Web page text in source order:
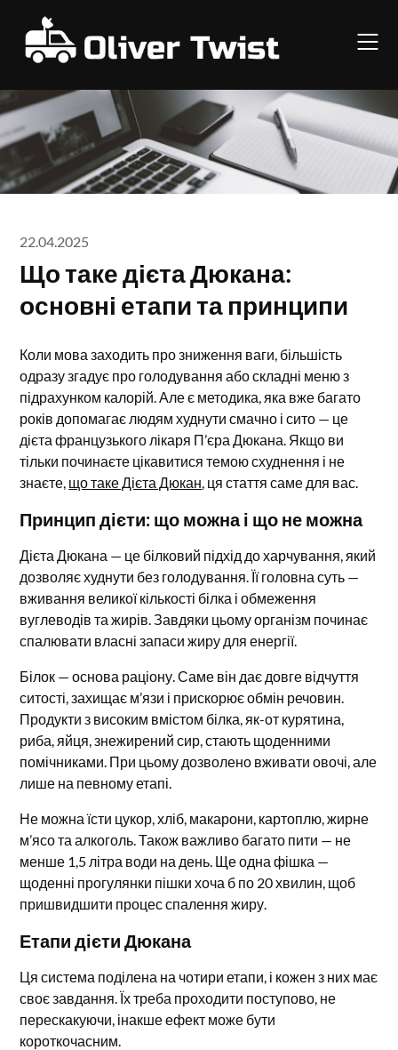
content
22.04.2025
Що таке дієта Дюкана:
основні етапи та принципи
Коли мова заходить про зниження ваги, більшість
одразу згадує про голодування або складні меню з
підрахунком калорій. Але є методика, яка вже багато
років допомагає людям худнути смачно і сито — це
дієта французького лікаря П’єра Дюкана. Якщо ви
тільки починаєте цікавитися темою схуднення і не
знаєте, що таке Дієта Дюкан , ця стаття саме для вас.
Принцип дієти: що можна і що не можна
Дієта Дюкана — це білковий підхід до харчування, який
дозволяє худнути без голодування. Її головна суть —
вживання великої кількості білка і обмеження
вуглеводів та жирів. Завдяки цьому організм починає
спалювати власні запаси жиру для енергії.
Білок — основа раціону. Саме він дає довге відчуття
ситості, захищає м’язи і прискорює обмін речовин.
Продукти з високим вмістом білка, як-от курятина,
риба, яйця, знежирений сир, стають щоденними
помічниками. При цьому дозволено вживати овочі, але
лише на певному етапі.
Не можна їсти цукор, хліб, макарони, картоплю, жирне
м’ясо та алкоголь. Також важливо багато пити — не
менше 1,5 літра води на день. Ще одна фішка —
щоденні прогулянки пішки хоча б по 20 хвилин, щоб
пришвидшити процес спалення жиру.
Етапи дієти Дюкана
Ця система поділена на чотири етапи, і кожен з них має
своє завдання. Їх треба проходити поступово, не
перескакуючи, інакше ефект може бути
короткочасним.